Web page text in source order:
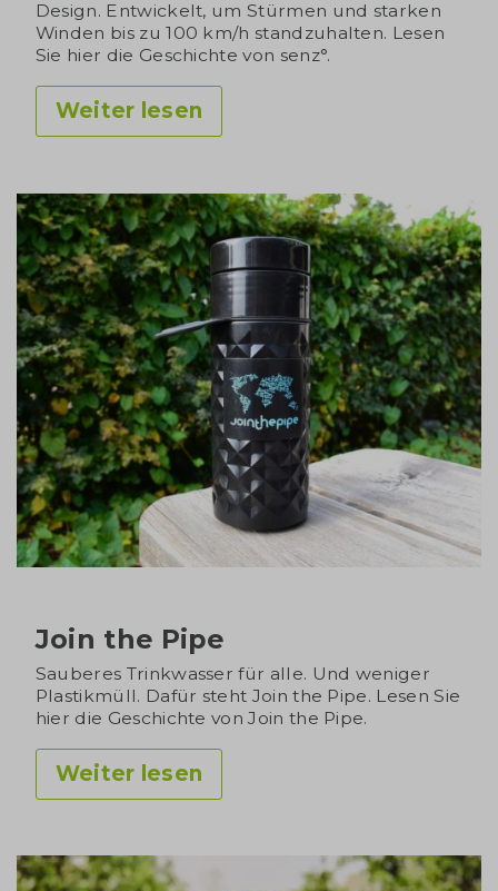
Design. Entwickelt, um Stürmen und starken
Winden bis zu 100 km/h standzuhalten. Lesen
Sie hier die Geschichte von senz°.
Weiter lesen
Join the Pipe
Sauberes Trinkwasser für alle. Und weniger
Plastikmüll. Dafür steht Join the Pipe. Lesen Sie
hier die Geschichte von Join the Pipe.
Weiter lesen